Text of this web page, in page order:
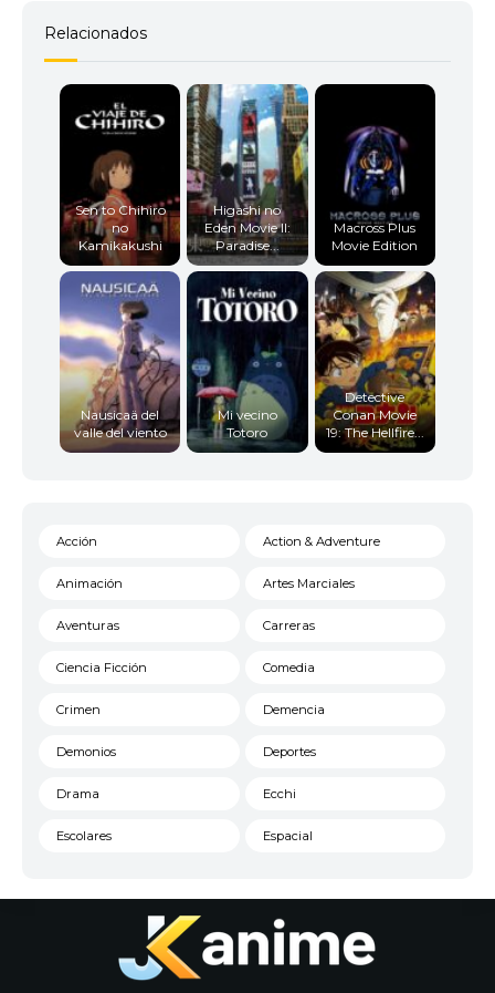
Relacionados
Sen to Chihiro
no
Kamikakushi
Higashi no
Eden Movie II:
Paradise...
Macross Plus
Movie Edition
Nausicaä del
valle del viento
Mi vecino
Totoro
Detective
Conan Movie
19: The Hellfire...
Acción Action & Adventure
Animación Artes Marciales
Aventuras Carreras
Ciencia Ficción Comedia
Crimen Demencia
Demonios Deportes
Drama Ecchi
Escolares Espacial
Historico
Josei